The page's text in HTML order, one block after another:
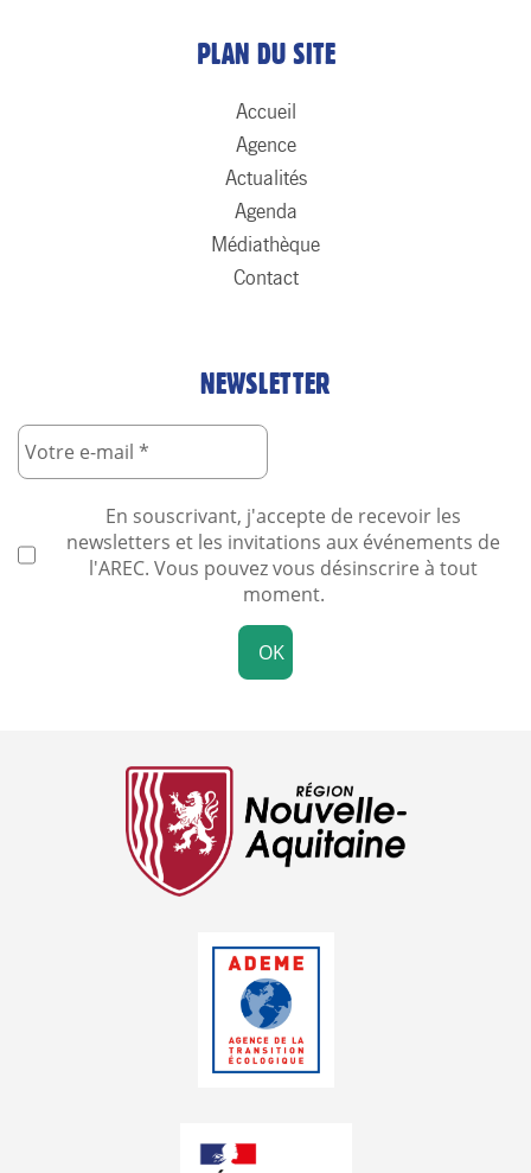
PLAN DU SITE
Accueil
Agence
Actualités
Agenda
Médiathèque
Contact
NEWSLETTER
En souscrivant, j'accepte de recevoir les
newsletters et les invitations aux événements de
l'AREC. Vous pouvez vous désinscrire à tout
moment.